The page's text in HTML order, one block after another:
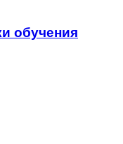
обучения